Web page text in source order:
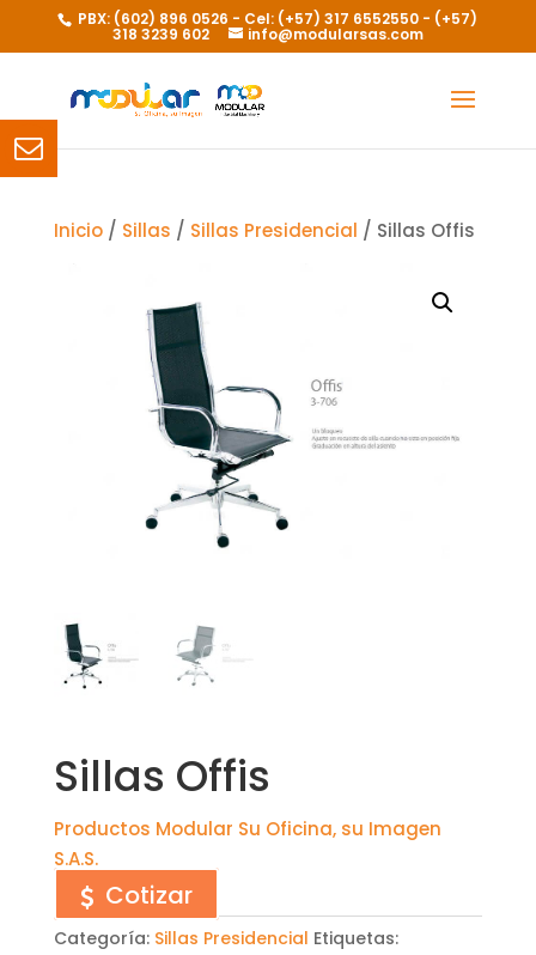
PBX: (602) 896 0526 - Cel: (+57) 317 6552550 - (+57)
318 3239 602 info@modularsas.com
Inicio/ Sillas / Sillas Presidencial / Sillas Offis
Sillas Offis
Productos Modular Su Oficina, su Imagen
S.A.S.
Cotizar
Categoría: Sillas Presidencial Etiquetas: